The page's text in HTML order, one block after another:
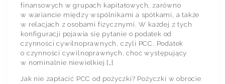
finansowych w grupach kapitałowych, zarówno
w wariancie między wspólnikami a spółkami, a także
w relacjach z osobami fizycznymi. W każdej z tych
konfiguracji pojawia się pytanie o podatek od
czynności cywilnoprawnych, czyli PCC. Podatek
o czynności cywilnoprawnych, choć występujący
w nominalnie niewielkiej […]
Jak nie zapłacić PCC od pożyczki? Pożyczki w obrocie